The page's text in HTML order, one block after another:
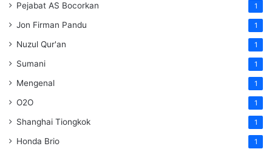
Pejabat AS Bocorkan 1
Jon Firman Pandu 1
Nuzul Qur'an 1
Sumani 1
Mengenal 1
O2O 1
Shanghai Tiongkok 1
Honda Brio 1